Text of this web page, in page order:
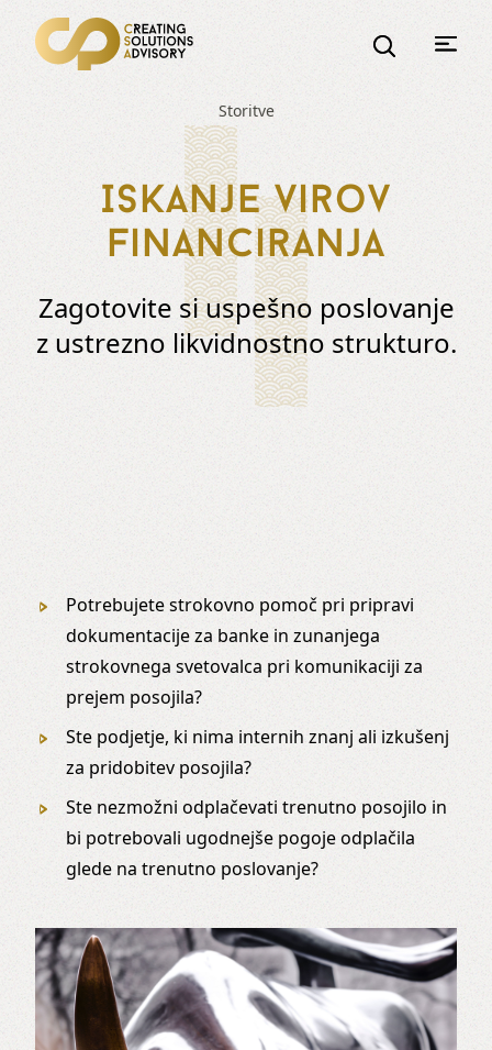
Storitve
Iskanje virov
financiranja
Zagotovite si uspešno poslovanje
z ustrezno likvidnostno strukturo.
Potrebujete strokovno pomoč pri pripravi
dokumentacije za banke in zunanjega
strokovnega svetovalca pri komunikaciji za
prejem posojila?
Ste podjetje, ki nima internih znanj ali izkušenj
za pridobitev posojila?
Ste nezmožni odplačevati trenutno posojilo in
bi potrebovali ugodnejše pogoje odplačila
glede na trenutno poslovanje?